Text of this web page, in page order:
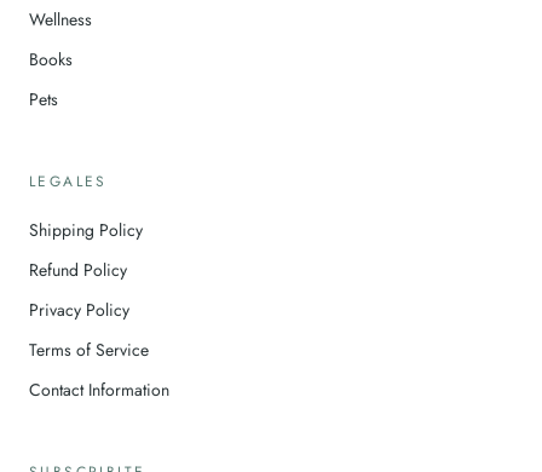
Wellness
Books
Pets
LEGALES
Shipping Policy
Refund Policy
Privacy Policy
Terms of Service
Contact Information